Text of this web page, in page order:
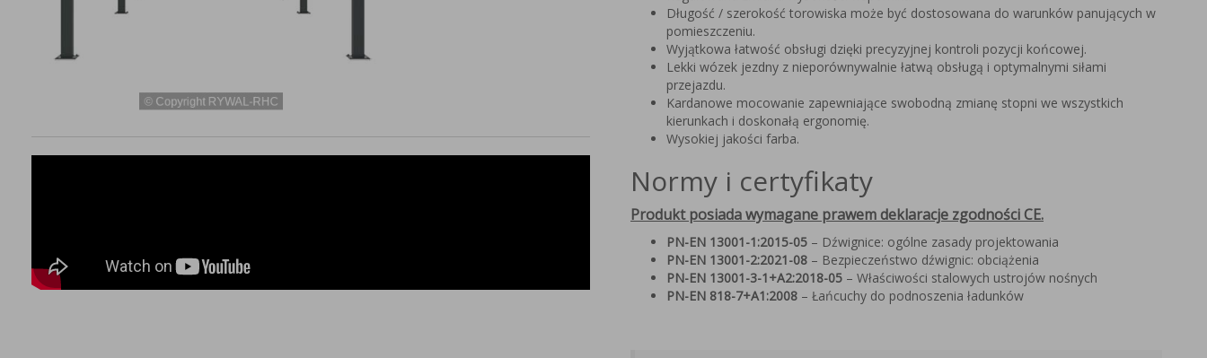
Długość / szerokość torowiska może być dostosowana do warunków panujących w
pomieszczeniu.
Wyjątkowa łatwość obsługi dzięki precyzyjnej kontroli pozycji końcowej.
Lekki wózek jezdny z nieporównywalnie łatwą obsługą i optymalnymi siłami
przejazdu.
Kardanowe mocowanie zapewniające swobodną zmianę stopni we wszystkich
kierunkach i doskonałą ergonomię.
Wysokiej jakości farba.
Normy i certyfikaty
Produkt posiada wymagane prawem deklaracje zgodności CE.
PN-EN 13001-1:2015-05 – Dźwignice: ogólne zasady projektowania
PN-EN 13001-2:2021-08 – Bezpieczeństwo dźwignic: obciążenia
PN-EN 13001-3-1+A2:2018-05 – Właściwości stalowych ustrojów nośnych
PN-EN 818-7+A1:2008 – Łańcuchy do podnoszenia ładunków